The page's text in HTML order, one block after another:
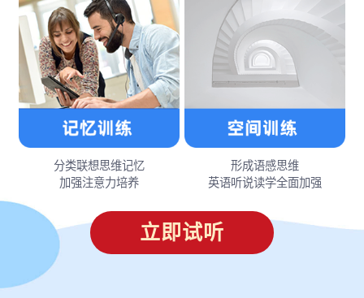
分类联想思维记忆
加强注意力培养
形成语感思维
英语听说读学全面加强
立即试听